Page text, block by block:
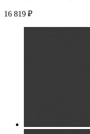
16 819 ₽